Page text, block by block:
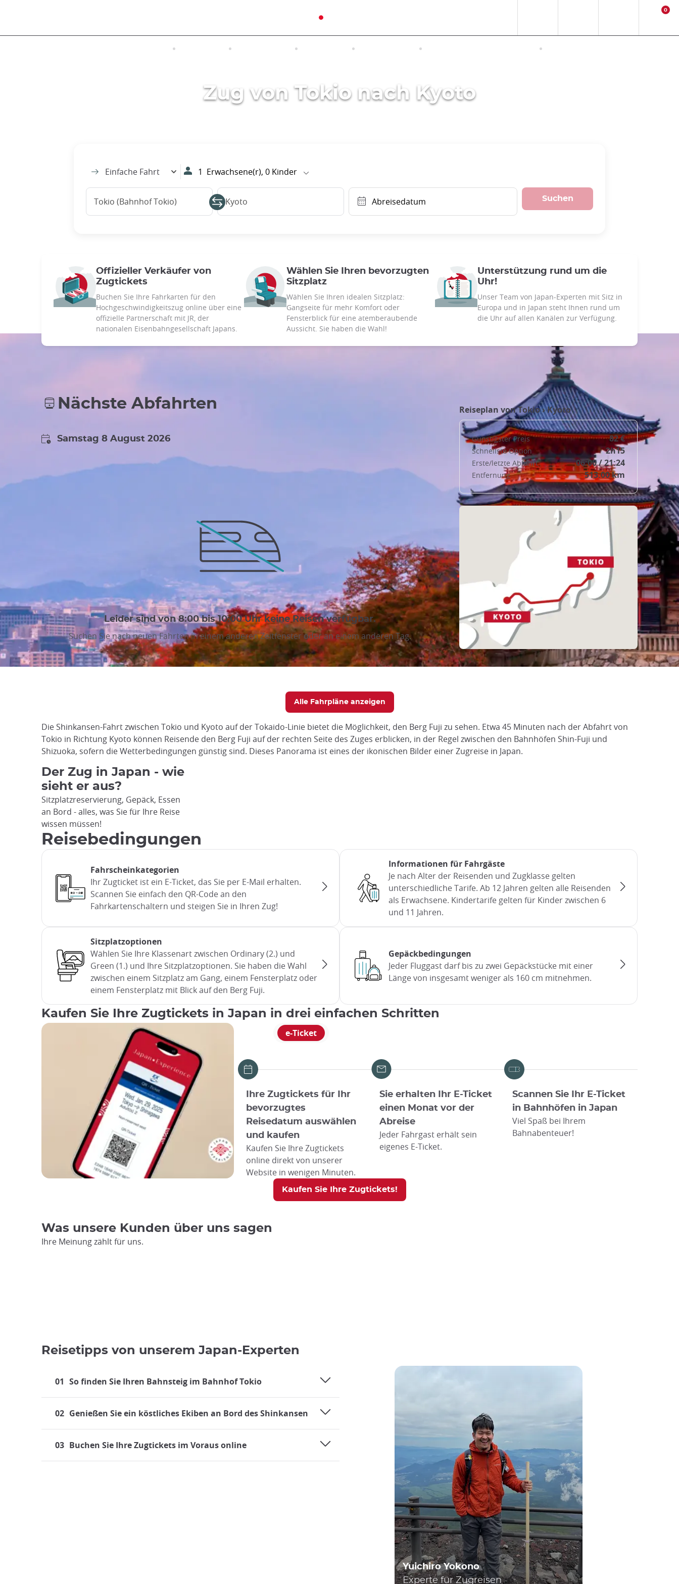
0
Zug von Tokio nach Kyoto
Einfache Fahrt 1 Erwachsene(r),0 Kinder
Tokio (Bahnhof Tokio) Kyoto Abreisedatum Suchen
Offizieller Verkäufer von
Zugtickets
Buchen Sie Ihre Fahrkarten für den
Hochgeschwindigkeitszug online über eine
offizielle Partnerschaft mit JR, der
nationalen Eisenbahngesellschaft Japans.
Wählen Sie Ihren bevorzugten
Sitzplatz
Wählen Sie Ihren idealen Sitzplatz:
Gangseite für mehr Komfort oder
Fensterblick für eine atemberaubende
Aussicht. Sie haben die Wahl!
Unterstützung rund um die
Uhr!
Unser Team von Japan-Experten mit Sitz in
Europa und in Japan steht Ihnen rund um
die Uhr auf allen Kanälen zur Verfügung.
Nächste Abfahrten
Samstag 8 August 2026
Leider sind von 8:00 bis 10:00 Uhr keine Reisen verfügbar.
Suchen Sie nach neuen Fahrten in einem anderen Zeitfenster oder an einem anderen Tag.
Reiseplan vonTokio›Kyoto
Günstigster Preis 82 €
Schnellste Option 2h15
Erste/letzte Abfahrt 06:00 / 21:24
Entfernung 513.00 km
Alle Fahrpläne anzeigen
Die Shinkansen-Fahrt zwischen Tokio und Kyoto auf der Tokaido-Linie bietet die Möglichkeit, den Berg Fuji zu sehen. Etwa 45 Minuten nach der Abfahrt von
Tokio in Richtung Kyoto können Reisende den Berg Fuji auf der rechten Seite des Zuges erblicken, in der Regel zwischen den Bahnhöfen Shin-Fuji und
Shizuoka, sofern die Wetterbedingungen günstig sind. Dieses Panorama ist eines der ikonischen Bilder einer Zugreise in Japan.
Der Zug in Japan - wie
sieht er aus?
Sitzplatzreservierung, Gepäck, Essen
an Bord - alles, was Sie für Ihre Reise
wissen müssen!
Reisebedingungen
Fahrscheinkategorien
Ihr Zugticket ist ein E-Ticket, das Sie per E-Mail erhalten.
Scannen Sie einfach den QR-Code an den
Fahrkartenschaltern und steigen Sie in Ihren Zug!
Informationen für Fahrgäste
Je nach Alter der Reisenden und Zugklasse gelten
unterschiedliche Tarife. Ab 12 Jahren gelten alle Reisenden
als Erwachsene. Kindertarife gelten für Kinder zwischen 6
und 11 Jahren.
Sitzplatzoptionen
Wählen Sie Ihre Klassenart zwischen Ordinary (2.) und
Green (1.) und Ihre Sitzplatzoptionen. Sie haben die Wahl
zwischen einem Sitzplatz am Gang, einem Fensterplatz oder
einem Fensterplatz mit Blick auf den Berg Fuji.
Gepäckbedingungen
Jeder Fluggast darf bis zu zwei Gepäckstücke mit einer
Länge von insgesamt weniger als 160 cm mitnehmen.
Kaufen Sie Ihre Zugtickets in Japan in drei einfachen Schritten
e-Ticket
Ihre Zugtickets für Ihr
bevorzugtes
Reisedatum auswählen
und kaufen
Kaufen Sie Ihre Zugtickets
online direkt von unserer
Website in wenigen Minuten.
Sie erhalten Ihr E-Ticket
einen Monat vor der
Abreise
Jeder Fahrgast erhält sein
eigenes E-Ticket.
Scannen Sie Ihr E-Ticket
in Bahnhöfen in Japan
Viel Spaß bei Ihrem
Bahnabenteuer!
Kaufen Sie Ihre Zugtickets!
Was unsere Kunden über uns sagen
Ihre Meinung zählt für uns.
Reisetipps von unserem Japan-Experten
01 So finden Sie Ihren Bahnsteig im Bahnhof Tokio
02 Genießen Sie ein köstliches Ekiben an Bord des Shinkansen
03 Buchen Sie Ihre Zugtickets im Voraus online
Yuichiro Yokono
Experte für Zugreisen